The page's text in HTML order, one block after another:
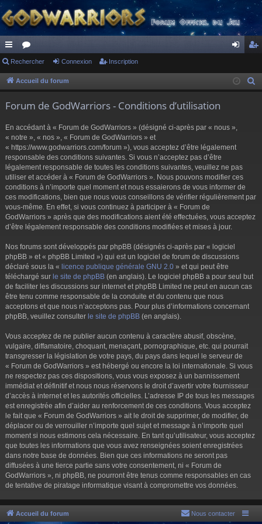
ac
co
s
or
u ne cri
Rechercher Connexion Inscription
Accueil du forum
Forum de GodWarriors - Conditions d’utilisation
En accédant à « Forum de GodWarriors » (désigné ci-après par « nous »,
« notre », « nos », « Forum de GodWarriors » et
« https://www.godwarriors.com/forum »), vous acceptez d’être légalement
responsable des conditions suivantes. Si vous n’acceptez pas d’être
légalement responsable de toutes les conditions suivantes, veuillez ne pas
utiliser et accéder à « Forum de GodWarriors ». Nous pouvons modifier ces
conditions à n’importe quel moment et nous essaierons de vous informer de
ces modifications, bien que nous vous conseillons de vérifier régulièrement par
vous-même. En effet, si vous continuez à participer à « Forum de
GodWarriors » après que des modifications aient été effectuées, vous acceptez
d’être légalement responsable des conditions modifiées et mises à jour.
Nos forums sont développés par phpBB (désignés ci-après par « logiciel
phpBB » et « phpBB Limited ») qui est un logiciel de forum de discussions
déclaré sous la « licence publique générale GNU 2.0 » et qui peut être
téléchargé sur le site de phpBB (en anglais). Le logiciel phpBB a pour seul but
de faciliter les discussions sur internet et phpBB Limited ne peut en aucun cas
être tenu comme responsable de la conduite et du contenu que nous
acceptons et que nous n’acceptons pas. Pour plus d’informations concernant
phpBB, veuillez consulter le site de phpBB (en anglais).
Vous acceptez de ne publier aucun contenu à caractère abusif, obscène,
vulgaire, diffamatoire, choquant, menaçant, pornographique, etc. qui pourrait
transgresser la législation de votre pays, du pays dans lequel le serveur de
« Forum de GodWarriors » est hébergé ou encore la loi internationale. Si vous
ne respectez pas ces dispositions, vous vous exposez à un bannissement
immédiat et définitif et nous nous réservons le droit d’avertir votre fournisseur
d’accès à internet et les autorités officielles. L’adresse IP de tous les messages
est enregistrée afin d’aider au renforcement de ces conditions. Vous acceptez
le fait que « Forum de GodWarriors » ait le droit de supprimer, de modifier, de
déplacer ou de verrouiller n’importe quel sujet et message à n’importe quel
moment si nous estimons cela nécessaire. En tant qu’utilisateur, vous acceptez
que toutes les informations que vous avez renseignées soient enregistrées
dans notre base de données. Bien que ces informations ne seront pas
diffusées à une tierce partie sans votre consentement, ni « Forum de
GodWarriors », ni phpBB, ne pourront être tenus comme responsables en cas
de tentative de piratage informatique visant à compromettre vos données.
Accueil du forum Nous contacter